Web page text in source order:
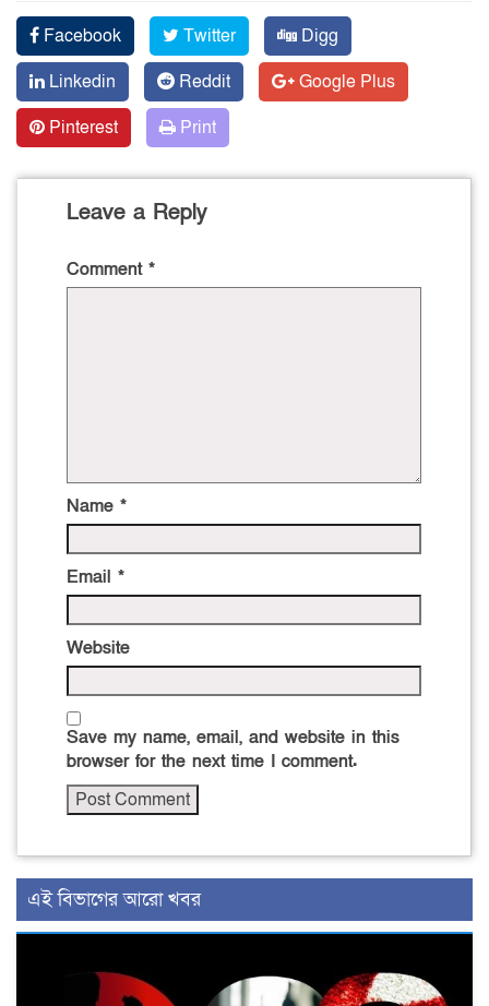
Facebook Twitter
Digg
Linkedin
Reddit
Google Plus
Pinterest
Print
Leave a Reply
Comment *
Name *
Email *
Website
Save my name, email, and website in this
browser for the next time I comment.
এই বিভাগের আরো খবর